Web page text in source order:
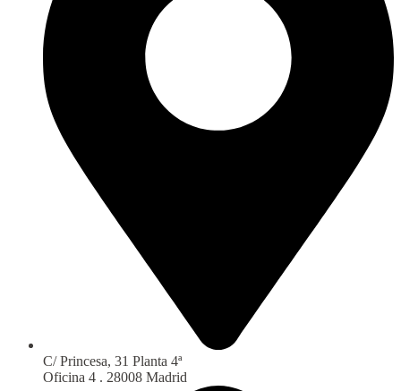
C/ Princesa, 31 Planta 4ª
Oficina 4 . 28008 Madrid